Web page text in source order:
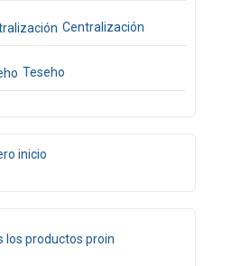
Centralización
Teseho